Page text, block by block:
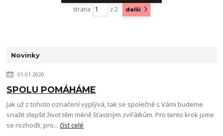
strana z 2 další
Novinky
01.01.2020
SPOLU POMÁHÁME
Jak už z tohoto označení vyplývá, tak se společně s Vámi budeme
snažit zlepšit život těm méně šťastným zvířátkům. Pro tento krok jsme
se rozhodli, pro...číst celé